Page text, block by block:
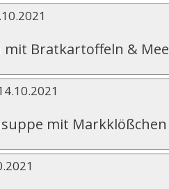
mit Bratkartoffeln &
mit Markklößchen